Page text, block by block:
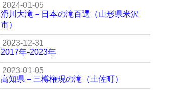
2024-01-05
滑川大滝－日本の滝百選（山形県米沢
市）
2023-12-31
2017年-2023年
2023-01-05
高知県－三樽権現の滝（土佐町）